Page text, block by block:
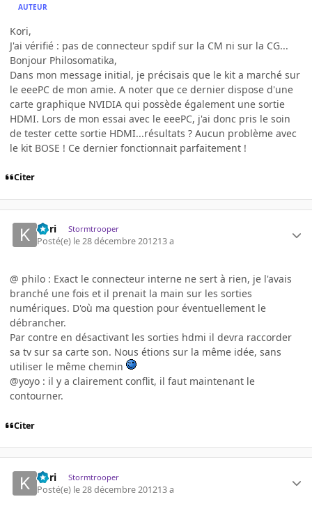
AUTEUR
Kori,
J'ai vérifié : pas de connecteur spdif sur la CM ni sur la CG...
Bonjour Philosomatika,
Dans mon message initial, je précisais que le kit a marché sur
le eeePC de mon amie. A noter que ce dernier dispose d'une
carte graphique NVIDIA qui possède également une sortie
HDMI. Lors de mon essai avec le eeePC, j'ai donc pris le soin
de tester cette sortie HDMI...résultats ? Aucun problème avec
le kit BOSE ! Ce dernier fonctionnait parfaitement !
Citer
Kori Stormtrooper
Posté(e) le 28 décembre 201213 a
@ philo : Exact le connecteur interne ne sert à rien, je l'avais
branché une fois et il prenait la main sur les sorties
numériques. D'où ma question pour éventuellement le
débrancher.
Par contre en désactivant les sorties hdmi il devra raccorder
sa tv sur sa carte son. Nous étions sur la même idée, sans
utiliser le même chemin
@yoyo : il y a clairement conflit, il faut maintenant le
contourner.
Citer
Kori Stormtrooper
Posté(e) le 28 décembre 201213 a